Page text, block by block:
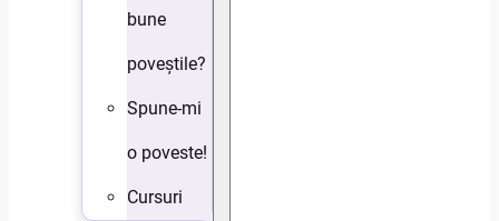
bune
poveștile?
Spune-mi
o poveste!
Cursuri